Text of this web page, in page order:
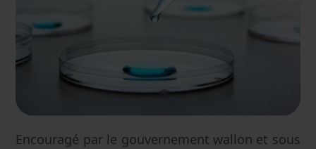
Encouragé par le gouvernement wallon et sous